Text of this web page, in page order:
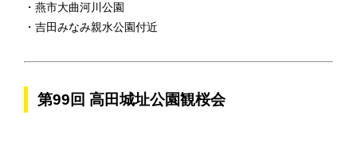
・燕市大曲河川公園
・吉田みなみ親水公園付近
第99回 高田城址公園観桜会